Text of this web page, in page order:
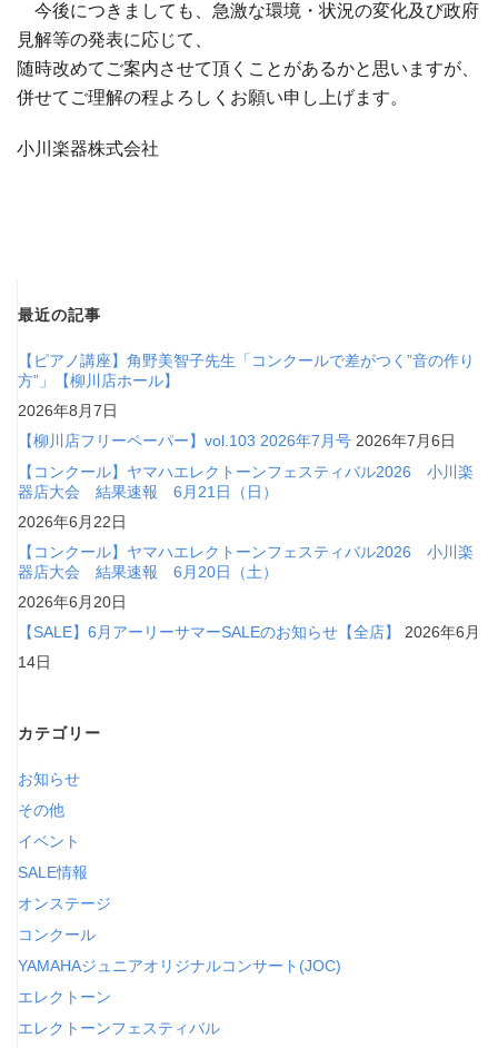
今後につきましても、急激な環境・状況の変化及び政府
見解等の発表に応じて、
随時改めてご案内させて頂くことがあるかと思いますが、
併せてご理解の程よろしくお願い申し上げます。
小川楽器株式会社
最近の記事
【ピアノ講座】角野美智子先生「コンクールで差がつく”音の作り
方”」【柳川店ホール】
2026年8月7日
【柳川店フリーペーパー】vol.103 2026年7月号 2026年7月6日
【コンクール】ヤマハエレクトーンフェスティバル2026 小川楽
器店大会 結果速報 6月21日（日）
2026年6月22日
【コンクール】ヤマハエレクトーンフェスティバル2026 小川楽
器店大会 結果速報 6月20日（土）
2026年6月20日
【SALE】6月アーリーサマーSALEのお知らせ【全店】
2026年6月
14日
カテゴリー
お知らせ
その他
イベント
SALE情報
オンステージ
コンクール
YAMAHAジュニアオリジナルコンサート(JOC)
エレクトーン
エレクトーンフェスティバル